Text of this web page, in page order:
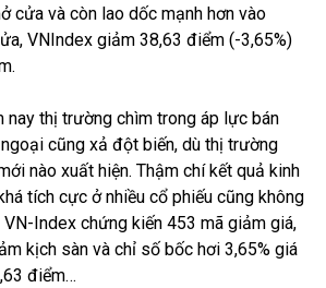
cửa và còn lao dốc mạnh hơn vào
VNIndex giảm 38,63 điểm (-3,65%)
nay thị trường chìm trong áp lực bán
cũng xả đột biến, dù thị trường
nào xuất hiện. Thậm chí kết quả kinh
tích cực ở nhiều cổ phiếu cũng không
Index chứng kiến 453 mã giảm giá,
kịch sàn và chỉ số bốc hơi 3,65% giá
điểm…